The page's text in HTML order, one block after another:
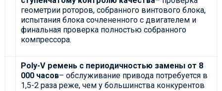
геометрии роторов, собранного винтового блока,
испытания блока сочлененного с двигателем и
финальная проверка полностью собранного
компрессора.
Poly-V ремень с периодичностью замены от 8
000 часов– обслуживание привода потребуется в
1,5-2 раза реже, чем у большинства конкурентов